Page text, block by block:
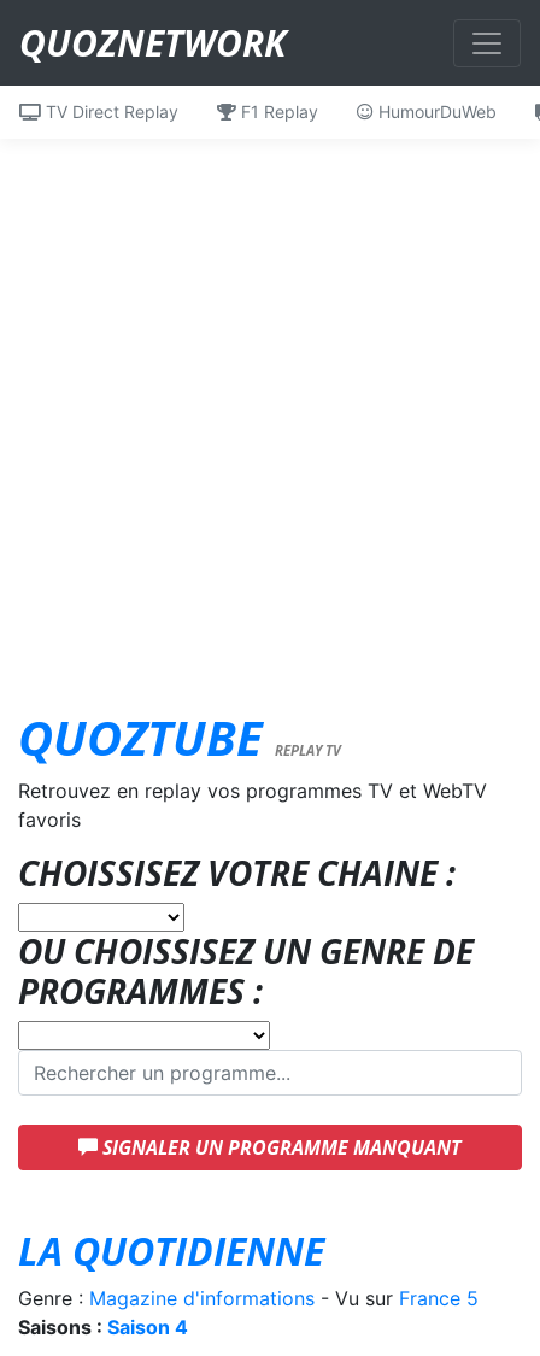
QUOZNETWORK
TV Direct Replay F1 Replay HumourDuWeb
QUOZTUBE REPLAY TV
Retrouvez en replay vos programmes TV et WebTV
favoris
CHOISSISEZ VOTRE CHAINE :
OU CHOISSISEZ UN GENRE DE
PROGRAMMES :
SIGNALER UN PROGRAMME MANQUANT
LA QUOTIDIENNE
Genre : Magazine d'informations - Vu sur France 5
Saisons : Saison 4